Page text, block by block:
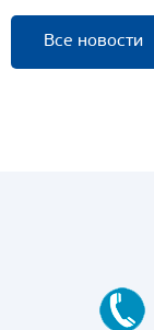
Все новости